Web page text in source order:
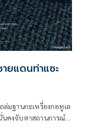
ยแดนท่าแซะ
มฐานกะเหรี่ยงกอทูเล
นคงจับตาสถานการณ์